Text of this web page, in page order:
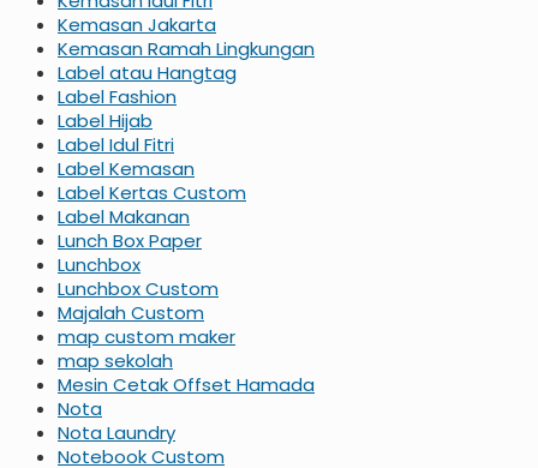
Kemasan Jakarta
Kemasan Ramah Lingkungan
Label atau Hangtag
Label Fashion
Label Hijab
Label Idul Fitri
Label Kemasan
Label Kertas Custom
Label Makanan
Lunch Box Paper
Lunchbox
Lunchbox Custom
Majalah Custom
map custom maker
map sekolah
Mesin Cetak Offset Hamada
Nota
Nota Laundry
Notebook Custom